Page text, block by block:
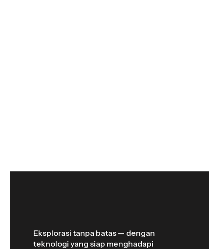
Eksplorasi tanpa batas — dengan
teknologi yang siap menghadapi